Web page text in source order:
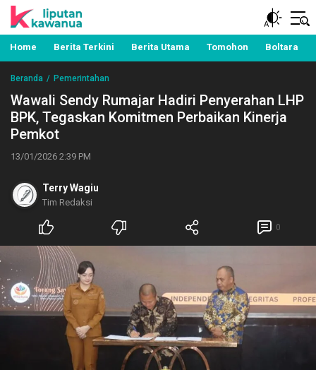
Liputan Kawanua
Berita Manado, Sulawesi Utara, Kawanua, Politik,
Pemerintahan, Hukum Kriminal dan Nasional
Home Berita Terkini Berita Utama Tomohon Boltara
Beranda Pemerintahan
Wawali Sendy Rumajar Hadiri Penyerahan LHP
BPK, Tegaskan Komitmen Perbaikan Kinerja
Pemkot
13/01/2026 2:39 PM
Terry Wagiu
Tim Redaksi
0